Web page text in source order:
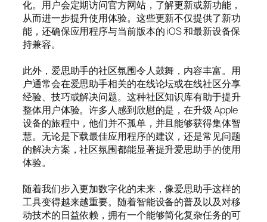
化。用户会定期访问官方网站，了解更新或新功能，
从而进一步提升使用体验。这些更新不仅提供了新功
能，还确保应用程序与当前版本的 iOS 和最新设备保
持兼容。
此外，爱思助手的社区氛围令人鼓舞，内容丰富。用
户通常会在爱思助手相关的在线论坛或在线社区分享
经验、技巧或解决问题。这种社区知识库有助于提升
整体用户体验。许多人感到欣慰的是，在升级 Apple
设备的旅程中，他们并不孤单，并且能够获得集体智
慧。无论是下载最佳应用程序的建议，还是常见问题
的解决方案，社区氛围都能显著提升爱思助手的使用
体验。
随着我们步入更加数字化的未来，像爱思助手这样的
工具变得越来越重要。随着智能设备的普及以及对移
动技术的日益依赖，拥有一个能够简化复杂任务的可